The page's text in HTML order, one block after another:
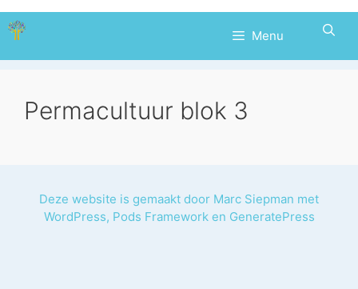
Ga
naar
Menu
Permacultuur blok 3
Deze website is gemaakt door Marc Siepman met
WordPress, Pods Frameworken GeneratePress